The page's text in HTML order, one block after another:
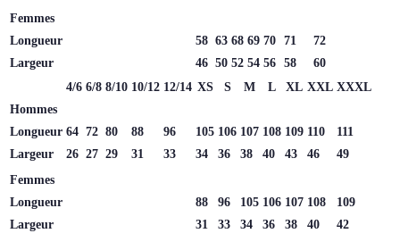
Femmes
Longueur
58 63 68 69 70 71
72
Largeur
46 50 52 54 56 58
60
4/6 6/8 8/10 10/12 12/14 XS S M L XL XXL XXXL
Hommes
Longueur 64 72 80 88 96 105 106 107 108 109 110
111
Largeur
26 27 29 31 33 34 36 38 40 43 46
49
Femmes
Longueur
88 96 105 106 107 108
109
Largeur
31 33 34 36 38 40 42